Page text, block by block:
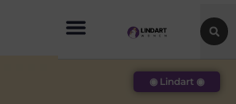
◉ Lindart ◉